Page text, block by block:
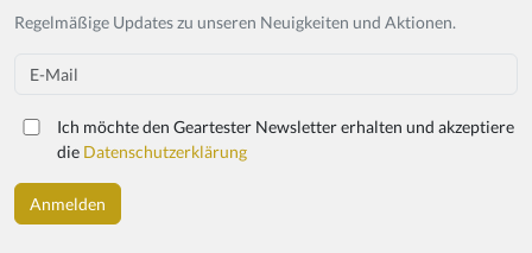
Regelmäßige Updates zu unseren Neuigkeiten und Aktionen.
Email
Ich möchte den Geartester Newsletter erhalten und akzeptiere
die Datenschutzerklärung